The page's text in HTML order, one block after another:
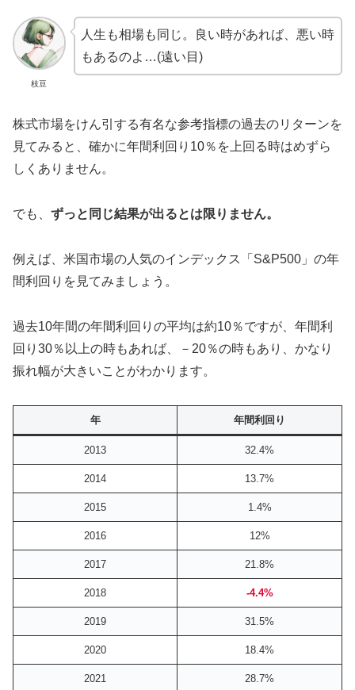
枝豆
人生も相場も同じ。良い時があれば、悪い時
もあるのよ…(遠い目)
株式市場をけん引する有名な参考指標の過去のリターンを
見てみると、確かに年間利回り10％を上回る時はめずら
しくありません。
でも、 ずっと同じ結果が出るとは限りません。
例えば、米国市場の人気のインデックス「S&P500」の年
間利回りを見てみましょう。
過去10年間の年間利回りの平均は約10％ですが、年間利
回り30％以上の時もあれば、－20％の時もあり、かなり
振れ幅が大きいことがわかります。
年 年間利回り
2013 32.4%
2014 13.7%
2015 1.4%
2016 12%
2017 21.8%
2018 -4.4%
2019 31.5%
2020 18.4%
2021 28.7%